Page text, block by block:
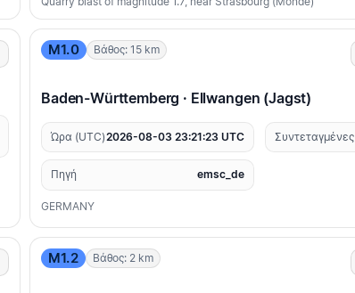
M1.0 Βάθος: 15 km
Baden-Württemberg · Ellwangen (Jagst)
Ώρα (UTC)2026-08-03 23:21:23 UTC Συντεταγμένες
Πηγή emsc_de
GERMANY
M1.2 Βάθος: 2 km